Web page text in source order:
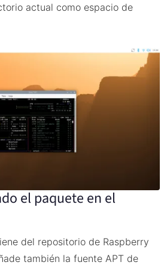
actual como espacio de
el paquete en el
del repositorio de Raspberry
también la fuente APT de